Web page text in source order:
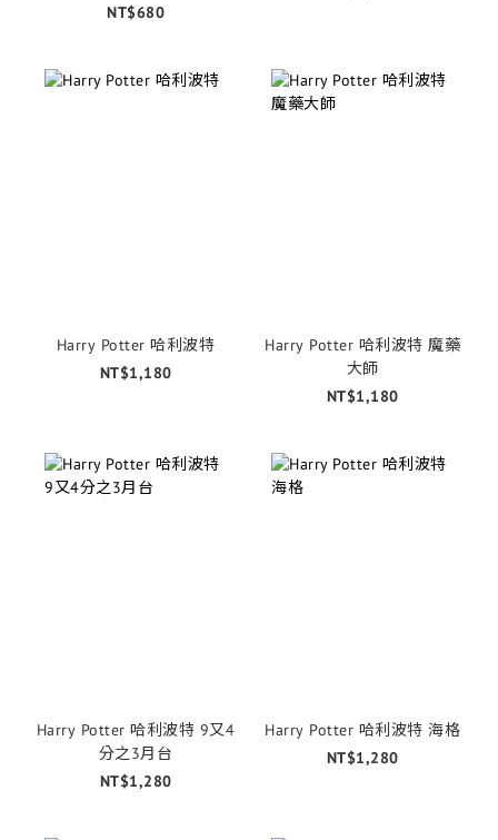
NT$680
Harry Potter 哈利波特
NT$1,180
Harry Potter 哈利波特 魔藥
大師
NT$1,180
Harry Potter 哈利波特 9又4
分之3月台
NT$1,280
Harry Potter 哈利波特 海格
NT$1,280